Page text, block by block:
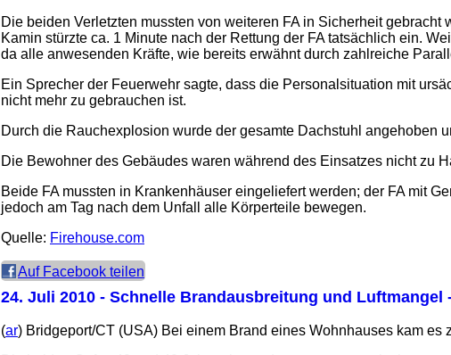
Die beiden Verletzten mussten von weiteren FA in Sicherheit
Kamin stürzte ca. 1 Minute nach der Rettung der FA tatsächlich ein.
da alle anwesenden Kräfte, wie bereits erwähnt durch zahlreiche
Ein Sprecher der Feuerwehr sagte, dass die Personalsituation mit
nicht mehr zu gebrauchen ist.
Durch die Rauchexplosion wurde der gesamte Dachstuhl angehoben
Die Bewohner des Gebäudes waren während des Einsatzes nicht zu
Beide FA mussten in Krankenhäuser eingeliefert werden; der FA mit
jedoch am Tag nach dem Unfall alle Körperteile bewegen.
Quelle: Firehouse.com
Auf Facebook teilen
24. Juli 2010 - Schnelle Brandausbreitung und Luftmangel
(ar) Bridgeport/CT (USA) Bei einem Brand eines Wohnhauses kam